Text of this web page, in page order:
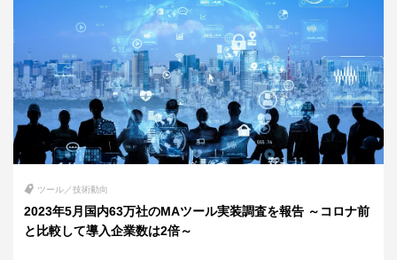
ツール／技術動向
2023年5月国内63万社のMAツール実装調査を報告 ～コロナ前
と比較して導入企業数は2倍～